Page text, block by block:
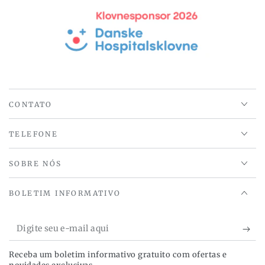
CONTATO
TELEFONE
SOBRE NÓS
BOLETIM INFORMATIVO
Digite
seu
Receba um boletim informativo gratuito com ofertas e